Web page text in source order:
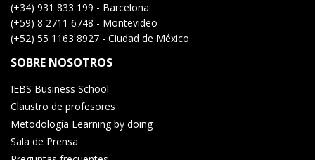
(+34) 931 833 199 - Barcelona
(+59) 8 2711 6748 - Montevideo
(+52) 55 1163 8927 - Ciudad de México
SOBRE NOSOTROS
IEBS Business School
Claustro de profesores
Metodología Learning by doing
Sala de Prensa